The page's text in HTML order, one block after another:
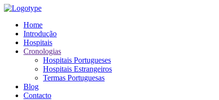
Home
Introdução
Hospitais
Cronologias
Hospitais Portugueses
Hospitais Estrangeiros
Termas Portuguesas
Blog
Contacto